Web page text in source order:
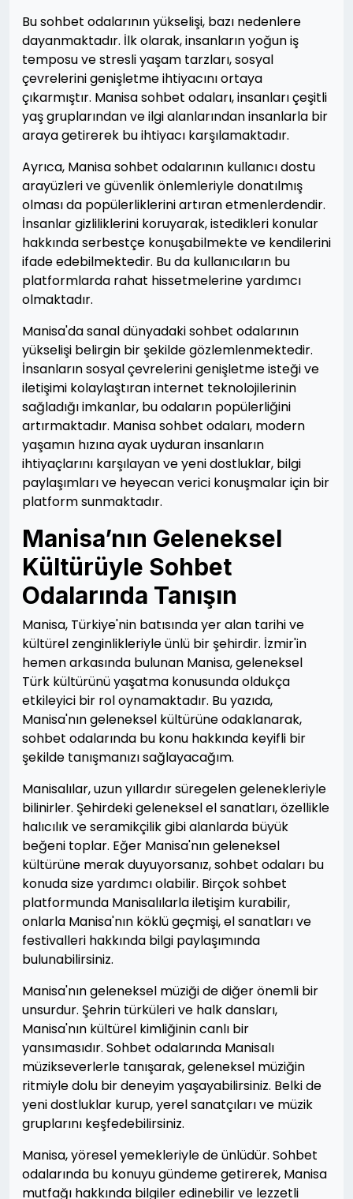
Bu sohbet odalarının yükselişi, bazı nedenlere
dayanmaktadır. İlk olarak, insanların yoğun iş
temposu ve stresli yaşam tarzları, sosyal
çevrelerini genişletme ihtiyacını ortaya
çıkarmıştır. Manisa sohbet odaları, insanları çeşitli
yaş gruplarından ve ilgi alanlarından insanlarla bir
araya getirerek bu ihtiyacı karşılamaktadır.
Ayrıca, Manisa sohbet odalarının kullanıcı dostu
arayüzleri ve güvenlik önlemleriyle donatılmış
olması da popülerliklerini artıran etmenlerdendir.
İnsanlar gizliliklerini koruyarak, istedikleri konular
hakkında serbestçe konuşabilmekte ve kendilerini
ifade edebilmektedir. Bu da kullanıcıların bu
platformlarda rahat hissetmelerine yardımcı
olmaktadır.
Manisa'da sanal dünyadaki sohbet odalarının
yükselişi belirgin bir şekilde gözlemlenmektedir.
İnsanların sosyal çevrelerini genişletme isteği ve
iletişimi kolaylaştıran internet teknolojilerinin
sağladığı imkanlar, bu odaların popülerliğini
artırmaktadır. Manisa sohbet odaları, modern
yaşamın hızına ayak uyduran insanların
ihtiyaçlarını karşılayan ve yeni dostluklar, bilgi
paylaşımları ve heyecan verici konuşmalar için bir
platform sunmaktadır.
Manisa’nın Geleneksel
Kültürüyle Sohbet
Odalarında Tanışın
Manisa, Türkiye'nin batısında yer alan tarihi ve
kültürel zenginlikleriyle ünlü bir şehirdir. İzmir'in
hemen arkasında bulunan Manisa, geleneksel
Türk kültürünü yaşatma konusunda oldukça
etkileyici bir rol oynamaktadır. Bu yazıda,
Manisa'nın geleneksel kültürüne odaklanarak,
sohbet odalarında bu konu hakkında keyifli bir
şekilde tanışmanızı sağlayacağım.
Manisalılar, uzun yıllardır süregelen gelenekleriyle
bilinirler. Şehirdeki geleneksel el sanatları, özellikle
halıcılık ve seramikçilik gibi alanlarda büyük
beğeni toplar. Eğer Manisa'nın geleneksel
kültürüne merak duyuyorsanız, sohbet odaları bu
konuda size yardımcı olabilir. Birçok sohbet
platformunda Manisalılarla iletişim kurabilir,
onlarla Manisa'nın köklü geçmişi, el sanatları ve
festivalleri hakkında bilgi paylaşımında
bulunabilirsiniz.
Manisa'nın geleneksel müziği de diğer önemli bir
unsurdur. Şehrin türküleri ve halk dansları,
Manisa'nın kültürel kimliğinin canlı bir
yansımasıdır. Sohbet odalarında Manisalı
müzikseverlerle tanışarak, geleneksel müziğin
ritmiyle dolu bir deneyim yaşayabilirsiniz. Belki de
yeni dostluklar kurup, yerel sanatçıları ve müzik
gruplarını keşfedebilirsiniz.
Manisa, yöresel yemekleriyle de ünlüdür. Sohbet
odalarında bu konuyu gündeme getirerek, Manisa
mutfağı hakkında bilgiler edinebilir ve lezzetli